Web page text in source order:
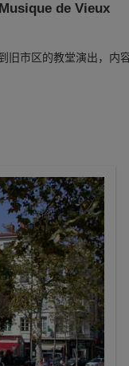
de Vieux
市区的教堂演出，内